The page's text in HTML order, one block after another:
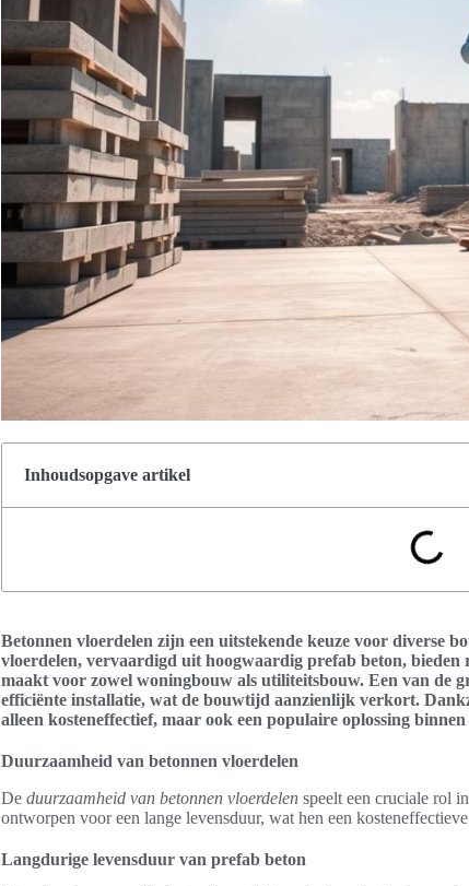
Inhoudsopgave artikel
Betonnen vloerdelen zijn een uitstekende keuze voor diverse
vloerdelen, vervaardigd uit hoogwaardig prefab beton,
maakt voor zowel woningbouw als utiliteitsbouw. Een van de
efficiënte installatie, wat de bouwtijd aanzienlijk verkort.
alleen kosteneffectief, maar ook een populaire oplossing
Duurzaamheid van betonnen vloerdelen
De duurzaamheid van betonnen vloerdelen speelt een cruciale rol
ontworpen voor een lange levensduur, wat hen een
Langdurige levensduur van prefab beton